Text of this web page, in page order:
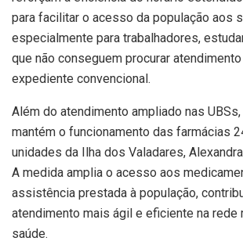
para facilitar o acesso da população aos
especialmente para trabalhadores,
que não conseguem procurar
expediente convencional.
Além do atendimento ampliado nas
mantém o funcionamento das farmácias
unidades da Ilha dos Valadares,
A medida amplia o acesso aos
assistência prestada à população,
atendimento mais ágil e eficiente na rede
saúde.